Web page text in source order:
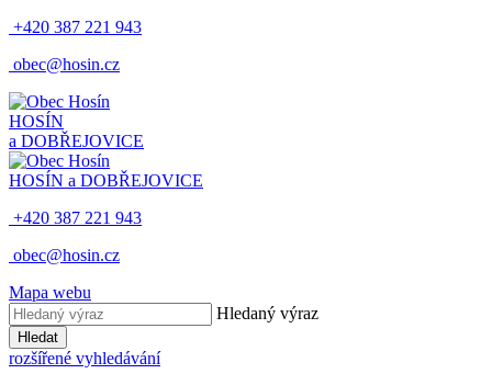
+420 387 221 943
obec@hosin.cz
HOSÍN
a DOBŘEJOVICE
HOSÍN a DOBŘEJOVICE
+420 387 221 943
obec@hosin.cz
Mapa webu
Hledaný výraz
Hledat
rozšířené vyhledávání